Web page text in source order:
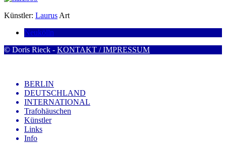
Künstler: Laurus Art
Neukölln
© Doris Rieck - KONTAKT / IMPRESSUM
BERLIN
DEUTSCHLAND
INTERNATIONAL
Trafohäuschen
Künstler
Links
Info